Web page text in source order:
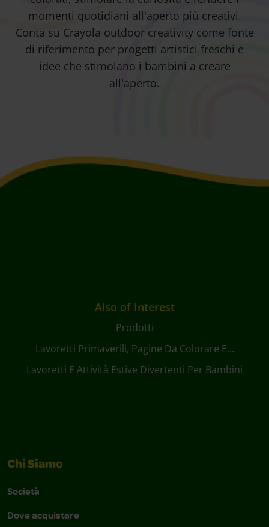
momenti quotidiani all'aperto più creativi.
Conta su Crayola outdoor creativity come fonte
di riferimento per progetti artistici freschi e
idee che stimolano i bambini a creare
all'aperto.
Also of Interest
Prodotti
Lavoretti Primaverili, Pagine Da Colorare E...
Lavoretti E Attività Estive Divertenti Per Bambini
Chi Siamo
Società
Dove acquistare